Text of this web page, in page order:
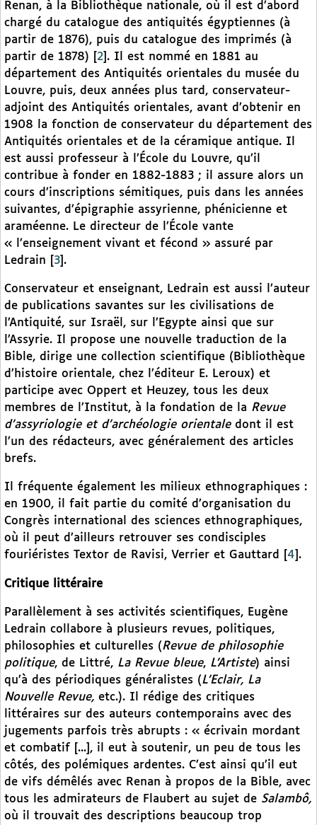
Renan, à la Bibliothèque nationale, où il est d’abord
chargé du catalogue des antiquités égyptiennes (à
partir de 1876), puis du catalogue des imprimés (à
partir de 1878)
2 . Il est nommé en 1881 au
département des Antiquités orientales du musée du
Louvre, puis, deux années plus tard, conservateur-
adjoint des Antiquités orientales, avant d’obtenir en
1908 la fonction de conservateur du département des
Antiquités orientales et de la céramique antique. Il
est aussi professeur à l’École du Louvre, qu’il
contribue à fonder en 1882-1883 ; il assure alors un
cours d’inscriptions sémitiques, puis dans les années
suivantes, d’épigraphie assyrienne, phénicienne et
araméenne. Le directeur de l’École vante
« l’enseignement vivant et fécond » assuré par
Ledrain
3 .
Conservateur et enseignant, Ledrain est aussi l’auteur
de publications savantes sur les civilisations de
l’Antiquité, sur Israël, sur l’Egypte ainsi que sur
l’Assyrie. Il propose une nouvelle traduction de la
Bible, dirige une collection scientifique (Bibliothèque
d’histoire orientale, chez l’éditeur E. Leroux) et
participe avec Oppert et Heuzey, tous les deux
membres de l’Institut, à la fondation de la Revue
d’assyriologie et d’archéologie orientaledont il est
l’un des rédacteurs, avec généralement des articles
brefs.
Il fréquente également les milieux ethnographiques :
en 1900, il fait partie du comité d’organisation du
Congrès international des sciences ethnographiques,
où il peut d’ailleurs retrouver ses condisciples
fouriéristes Textor de Ravisi, Verrier et Gauttard
4 .
Critique littéraire
Parallèlement à ses activités scientifiques, Eugène
Ledrain collabore à plusieurs revues, politiques,
philosophies et culturelles (Revue de philosophie
politique, de Littré, La Revue bleue, L’Artiste) ainsi
qu’à des périodiques généralistes (L’Eclair, La
Nouvelle Revue, etc.). Il rédige des critiques
littéraires sur des auteurs contemporains avec des
jugements parfois très abrupts : « écrivain mordant
et combatif [...], il eut à soutenir, un peu de tous les
côtés, des polémiques ardentes. C’est ainsi qu’il eut
de vifs démêlés avec Renan à propos de la Bible, avec
tous les admirateurs de Flaubert au sujet de Salambô,
où il trouvait des descriptions beaucoup trop